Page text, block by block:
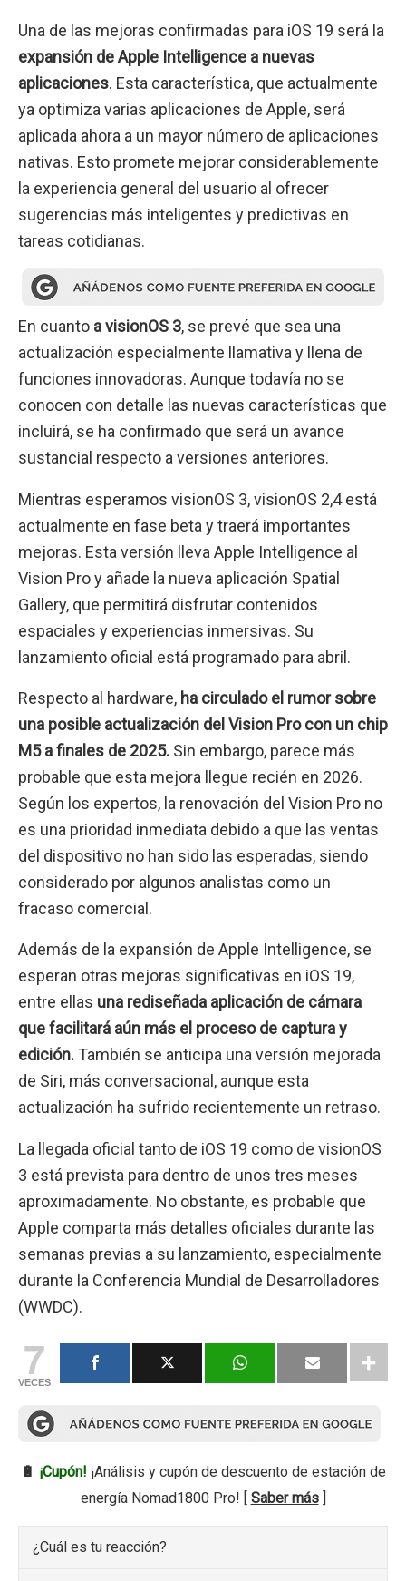
Una de las mejoras confirmadas para iOS 19 será la
expansión de Apple Intelligence a nuevas
aplicaciones. Esta característica, que actualmente
ya optimiza varias aplicaciones de Apple, será
aplicada ahora a un mayor número de aplicaciones
nativas. Esto promete mejorar considerablemente
la experiencia general del usuario al ofrecer
sugerencias más inteligentes y predictivas en
tareas cotidianas.
En cuanto a visionOS 3, se prevé que sea una
actualización especialmente llamativa y llena de
funciones innovadoras. Aunque todavía no se
conocen con detalle las nuevas características que
incluirá, se ha confirmado que será un avance
sustancial respecto a versiones anteriores.
Mientras esperamos visionOS 3, visionOS 2,4 está
actualmente en fase beta y traerá importantes
mejoras. Esta versión lleva Apple Intelligence al
Vision Pro y añade la nueva aplicación Spatial
Gallery, que permitirá disfrutar contenidos
espaciales y experiencias inmersivas. Su
lanzamiento oficial está programado para abril.
Respecto al hardware, ha circulado el rumor sobre
una posible actualización del Vision Pro con un chip
M5 a finales de 2025. Sin embargo, parece más
probable que esta mejora llegue recién en 2026.
Según los expertos, la renovación del Vision Pro no
es una prioridad inmediata debido a que las ventas
del dispositivo no han sido las esperadas, siendo
considerado por algunos analistas como un
fracaso comercial.
Además de la expansión de Apple Intelligence, se
esperan otras mejoras significativas en iOS 19,
entre ellas una rediseñada aplicación de cámara
que facilitará aún más el proceso de captura y
edición. También se anticipa una versión mejorada
de Siri, más conversacional, aunque esta
actualización ha sufrido recientemente un retraso.
La llegada oficial tanto de iOS 19 como de visionOS
3 está prevista para dentro de unos tres meses
aproximadamente. No obstante, es probable que
Apple comparta más detalles oficiales durante las
semanas previas a su lanzamiento, especialmente
durante la Conferencia Mundial de Desarrolladores
(WWDC).
7
VECES
🔋 ¡Cupón! ¡Análisis y cupón de descuento de estación de
energía Nomad1800 Pro! [ Saber más]
¿Cuál es tu reacción?